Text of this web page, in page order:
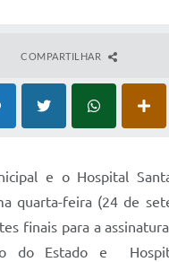
COMPARTILHAR
e o Hospital
quarta-feira (24 de
finais para a
do Estado e